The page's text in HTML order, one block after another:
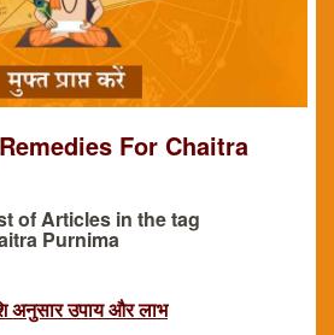
For Chaitra
of Articles in the tag
Purnima
अनुसार उपाय और लाभ